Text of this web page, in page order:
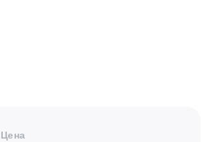
Цена